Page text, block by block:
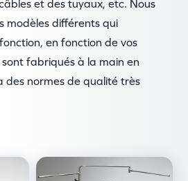
et des tuyaux, etc. Nous
modèles différents qui
en fonction de vos
fabriqués à la main en
des normes de qualité très